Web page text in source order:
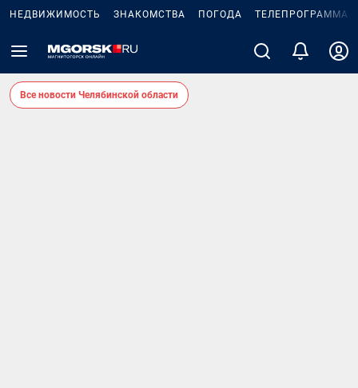
НЕДВИЖИМОСТЬ ЗНАКОМСТВА ПОГОДА ТЕЛЕПРОГРАММА
Все новости Челябинской области